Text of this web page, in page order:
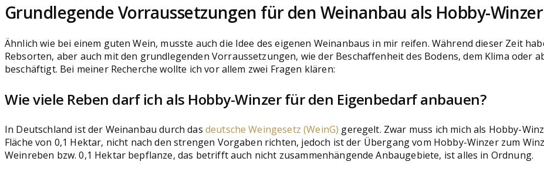
Grundlegende Vorraussetzungen für den Weinanbau als Hobby-Winzer
Ähnlich wie bei einem guten Wein, musste auch die Idee des eigenen Weinanbaus in mir reifen. Während dieser Zeit
Rebsorten, aber auch mit den grundlegenden Vorraussetzungen, wie der Beschaffenheit des Bodens, dem Klima oder
beschäftigt. Bei meiner Recherche wollte ich vor allem zwei Fragen klären:
Wie viele Reben darf ich als Hobby-Winzer für den Eigenbedarf anbauen?
In Deutschland ist der Weinanbau durch das deutsche Weingesetz (WeinG) geregelt. Zwar muss ich mich als Hobby-
Fläche von 0,1 Hektar, nicht nach den strengen Vorgaben richten, jedoch ist der Übergang vom Hobby-Winzer zum
Weinreben bzw. 0,1 Hektar bepflanze, das betrifft auch nicht zusammenhängende Anbaugebiete, ist alles in Ordnung.